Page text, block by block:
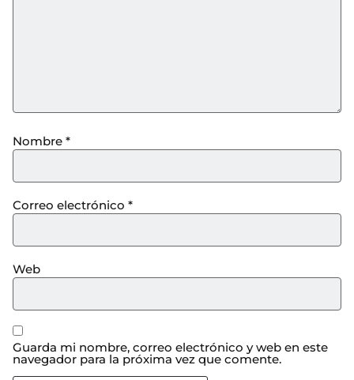
Nombre *
Correo electrónico *
Web
Guarda mi nombre, correo electrónico y web en este
navegador para la próxima vez que comente.